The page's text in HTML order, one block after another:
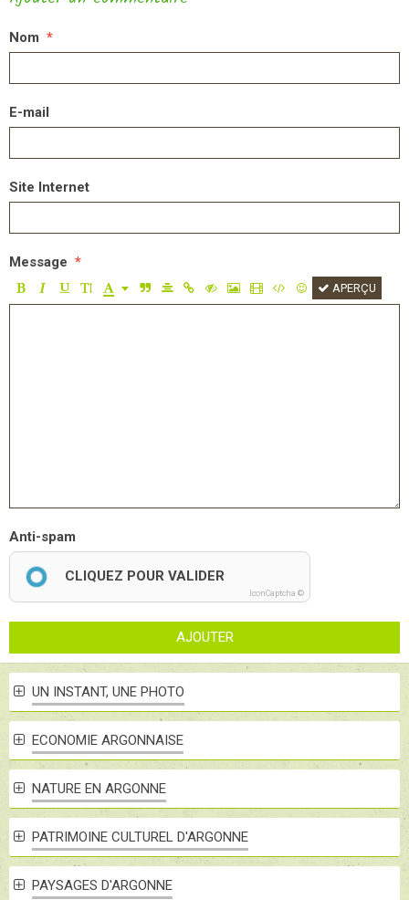
Nom
E-mail
Site Internet
Message
APERÇU
Anti-spam
CLIQUEZ POUR VALIDER
IconCaptcha ©
AJOUTER
UN INSTANT, UNE PHOTO
ECONOMIE ARGONNAISE
NATURE EN ARGONNE
PATRIMOINE CULTUREL D'ARGONNE
PAYSAGES D'ARGONNE